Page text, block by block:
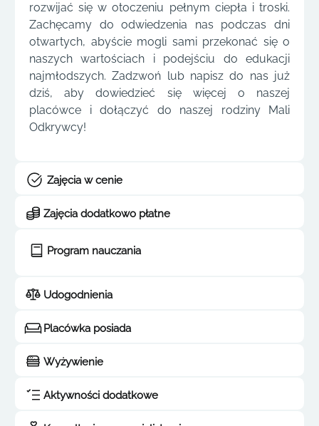
rozwijać się w otoczeniu pełnym ciepła i troski.
Zachęcamy do odwiedzenia nas podczas dni
otwartych, abyście mogli sami przekonać się o
naszych wartościach i podejściu do edukacji
najmłodszych. Zadzwoń lub napisz do nas już
dziś, aby dowiedzieć się więcej o naszej
placówce i dołączyć do naszej rodziny Mali
Odkrywcy!
Zajęcia w cenie
Zajęcia dodatkowo płatne
Program nauczania
Udogodnienia
Placówka posiada
Wyżywienie
Aktywności dodatkowe